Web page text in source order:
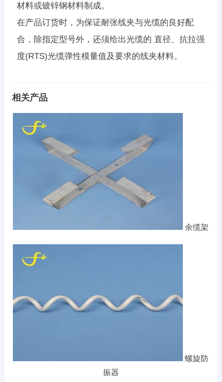
材料或镀锌钢材料制成。
在产品订货时，为保证耐张线夹与光缆的良好配
合，除指定型号外，还须给出光缆的 直径、抗拉强
度(RTS)光缆弹性模量值及要求的线夹材料。
相关产品
余缆架
螺旋防
振器